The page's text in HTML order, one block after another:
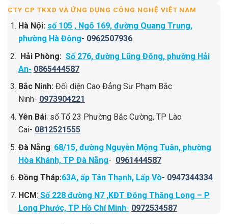
CTY CP TKXD VÀ ỨNG DỤNG CÔNG NGHỆ VIỆT NAM
Hà Nội: số 105 , Ngõ 169, đường Quang Trung,
phường Hà Đông- 0962507936
Hải Phòng: Số 276, đường Lũng Đông, phường Hải
An- 0865444587
Bắc Ninh: Đối diện Cao Đẳng Sư Phạm Bắc
Ninh- 0973904221
Yên Bái: số Tổ 23 Phường Bắc Cường, TP Lào
Cai- 0812521555
Đà Nẵng: 68/15, đường Nguyễn Mộng Tuân, phường
Hòa Khánh, TP Đà Nẵng- 0961444587
Đồng Tháp:63A, ấp Tân Thạnh, Lấp Vò- 0947344334
HCM: Số 228 đường N7 ,KĐT Đông Thăng Long – P
Long Phước, TP Hồ Chí Minh- 0972534587